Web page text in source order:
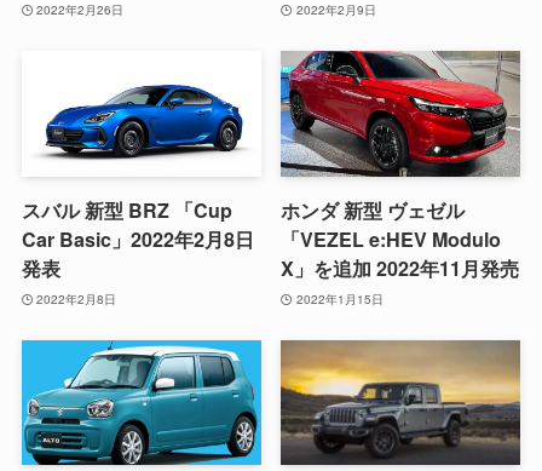
2022年2月26日 2022年2月9日
スバル 新型 BRZ 「Cup
Car Basic」2022年2月8日
発表
2022年2月8日
ホンダ 新型 ヴェゼル
「VEZEL e:HEV Modulo
X」を追加 2022年11月発売
2022年1月15日